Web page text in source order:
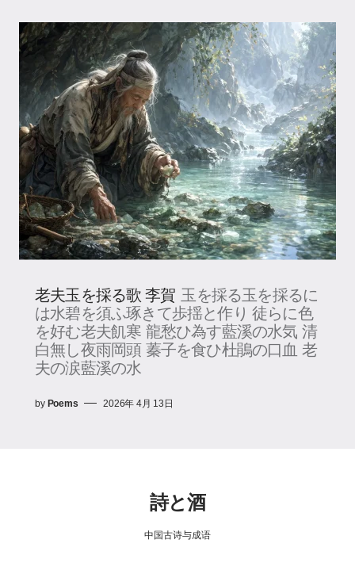
老夫玉を採る歌 李賀 玉を採る玉を採るに
は水碧を須ふ琢きて歩揺と作り 徒らに色
を好む老夫飢寒 龍愁ひ為す藍溪の水気 清
白無し夜雨岡頭 蓁子を食ひ杜鵑の口血 老
夫の涙藍溪の水
by Poems 2026年 4月 13日
詩と酒
中国古诗与成语